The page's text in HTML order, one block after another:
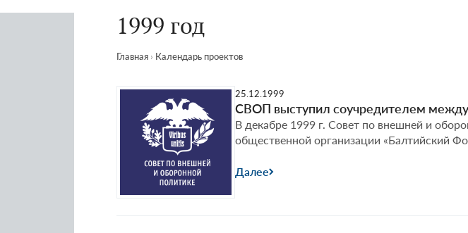
1999 год
Главная › Календарь проектов
25.12.1999
СВОП выступил соучредителем
В декабре 1999 г. Совет по внешней и
общественной организации «Балтийский
Далее